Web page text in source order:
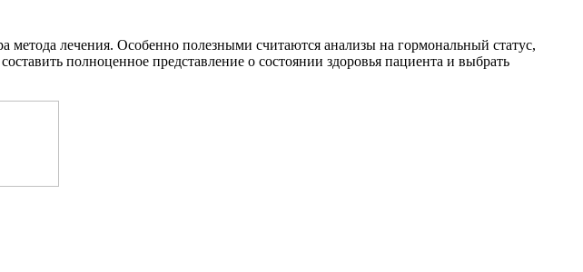
лечения. Особенно полезными считаются анализы на гормональный статус,
полноценное представление о состоянии здоровья пациента и выбрать